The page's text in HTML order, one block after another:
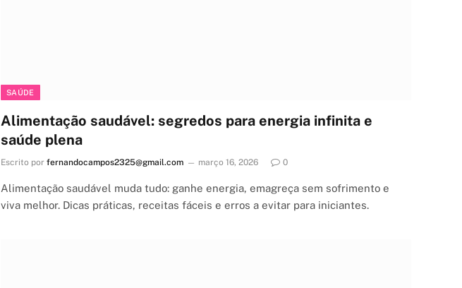
SAÚDE
Alimentação saudável: segredos para energia infinita e
saúde plena
Escrito por fernandocampos2325@gmail.com março 16, 2026 0
Alimentação saudável muda tudo: ganhe energia, emagreça sem sofrimento e
viva melhor. Dicas práticas, receitas fáceis e erros a evitar para iniciantes.